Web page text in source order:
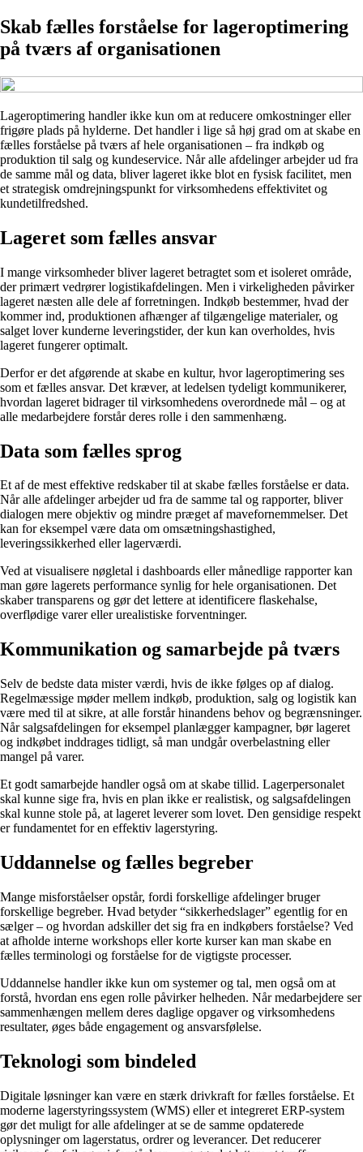
Skab fælles forståelse for lageroptimering
på tværs af organisationen
Lageroptimering handler ikke kun om at reducere omkostninger eller
frigøre plads på hylderne. Det handler i lige så høj grad om at skabe en
fælles forståelse på tværs af hele organisationen – fra indkøb og
produktion til salg og kundeservice. Når alle afdelinger arbejder ud fra
de samme mål og data, bliver lageret ikke blot en fysisk facilitet, men
et strategisk omdrejningspunkt for virksomhedens effektivitet og
kundetilfredshed.
Lageret som fælles ansvar
I mange virksomheder bliver lageret betragtet som et isoleret område,
der primært vedrører logistikafdelingen. Men i virkeligheden påvirker
lageret næsten alle dele af forretningen. Indkøb bestemmer, hvad der
kommer ind, produktionen afhænger af tilgængelige materialer, og
salget lover kunderne leveringstider, der kun kan overholdes, hvis
lageret fungerer optimalt.
Derfor er det afgørende at skabe en kultur, hvor lageroptimering ses
som et fælles ansvar. Det kræver, at ledelsen tydeligt kommunikerer,
hvordan lageret bidrager til virksomhedens overordnede mål – og at
alle medarbejdere forstår deres rolle i den sammenhæng.
Data som fælles sprog
Et af de mest effektive redskaber til at skabe fælles forståelse er data.
Når alle afdelinger arbejder ud fra de samme tal og rapporter, bliver
dialogen mere objektiv og mindre præget af mavefornemmelser. Det
kan for eksempel være data om omsætningshastighed,
leveringssikkerhed eller lagerværdi.
Ved at visualisere nøgletal i dashboards eller månedlige rapporter kan
man gøre lagerets performance synlig for hele organisationen. Det
skaber transparens og gør det lettere at identificere flaskehalse,
overflødige varer eller urealistiske forventninger.
Kommunikation og samarbejde på tværs
Selv de bedste data mister værdi, hvis de ikke følges op af dialog.
Regelmæssige møder mellem indkøb, produktion, salg og logistik kan
være med til at sikre, at alle forstår hinandens behov og begrænsninger.
Når salgsafdelingen for eksempel planlægger kampagner, bør lageret
og indkøbet inddrages tidligt, så man undgår overbelastning eller
mangel på varer.
Et godt samarbejde handler også om at skabe tillid. Lagerpersonalet
skal kunne sige fra, hvis en plan ikke er realistisk, og salgsafdelingen
skal kunne stole på, at lageret leverer som lovet. Den gensidige respekt
er fundamentet for en effektiv lagerstyring.
Uddannelse og fælles begreber
Mange misforståelser opstår, fordi forskellige afdelinger bruger
forskellige begreber. Hvad betyder “sikkerhedslager” egentlig for en
sælger – og hvordan adskiller det sig fra en indkøbers forståelse? Ved
at afholde interne workshops eller korte kurser kan man skabe en
fælles terminologi og forståelse for de vigtigste processer.
Uddannelse handler ikke kun om systemer og tal, men også om at
forstå, hvordan ens egen rolle påvirker helheden. Når medarbejdere ser
sammenhængen mellem deres daglige opgaver og virksomhedens
resultater, øges både engagement og ansvarsfølelse.
Teknologi som bindeled
Digitale løsninger kan være en stærk drivkraft for fælles forståelse. Et
moderne lagerstyringssystem (WMS) eller et integreret ERP-system
gør det muligt for alle afdelinger at se de samme opdaterede
oplysninger om lagerstatus, ordrer og leverancer. Det reducerer